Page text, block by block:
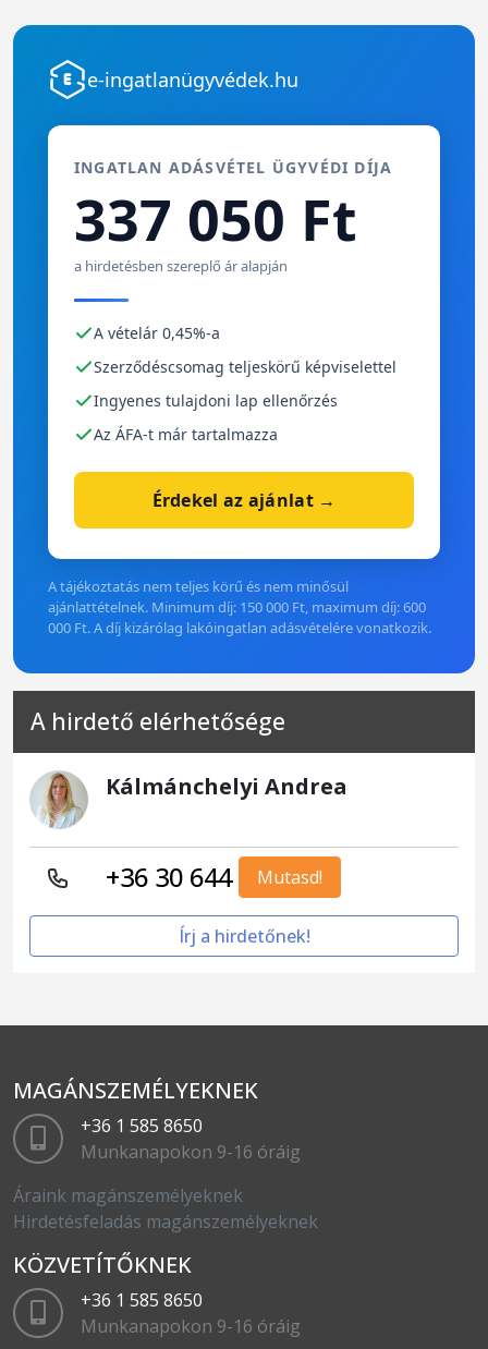
e-ingatlanügyvédek.hu
INGATLAN ADÁSVÉTEL ÜGYVÉDI DÍJA
337 050 Ft
a hirdetésben szereplő ár alapján
A vételár 0,45%-a
Szerződéscsomag teljeskörű képviselettel
Ingyenes tulajdoni lap ellenőrzés
Az ÁFA-t már tartalmazza
Érdekel az ajánlat →
A tájékoztatás nem teljes körű és nem minősül
ajánlattételnek. Minimum díj: 150 000 Ft, maximum díj: 600
000 Ft. A díj kizárólag lakóingatlan adásvételére vonatkozik.
A hirdető elérhetősége
Kálmánchelyi Andrea
+36 30 644 Mutasd!
Írj a hirdetőnek!
MAGÁNSZEMÉLYEKNEK
+36 1 585 8650
Munkanapokon 9-16 óráig
Áraink magánszemélyeknek
Hirdetésfeladás magánszemélyeknek
KÖZVETÍTŐKNEK
+36 1 585 8650
Munkanapokon 9-16 óráig